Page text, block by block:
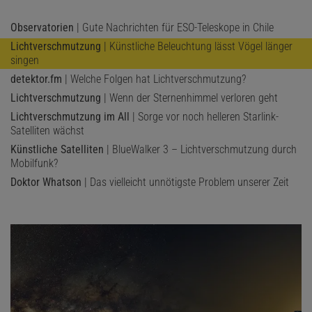
Vera C. Rubin Observatory zur Sättigung der Detektoren und zur
Entstehung von »Geisterspuren« (englisch: ghost trails). Diese
können ganze Bilder unbrauchbar machen. Zudem erzeugen
selbst für das bloße Auge unsichtbare Satelliten einen Schleier aus
diffusem Licht, der die allgemeine Hintergrundhelligkeit des
Himmels erhöht (siehe »Künstliche Dämmerung«).
© NASA, ESA, STSCI / EXAMPLE OF SATELLITE TRAIL IN HUBBLE SPACE TELESCOPE EXPOSURE
Observatorien | Gute Nachrichten für ESO-Teleskope in Chile
Lichtverschmutzung | Künstliche Beleuchtung lässt Vögel länger
singen
detektor.fm | Welche Folgen hat Lichtverschmutzung?
Lichtverschmutzung | Wenn der Sternenhimmel verloren geht
Lichtverschmutzung im All
| Sorge vor noch helleren Starlink-
Satelliten wächst
Künstliche Satelliten | BlueWalker 3 – Lichtverschmutzung durch
Mobilfunk?
Doktor Whatson | Das vielleicht unnötigste Problem unserer Zeit